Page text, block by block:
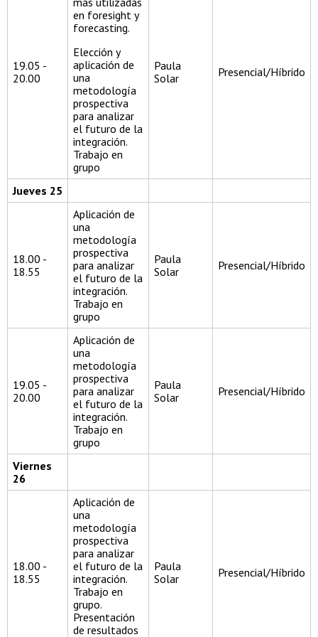
19.05 -
20.00
en foresight y
forecasting.
Elección y
aplicación de
una
metodología
prospectiva
para analizar
el futuro de la
integración.
Trabajo en
grupo
Paula
Solar
Presencial/Híbrido
Jueves 25
18.00 -
18.55
Aplicación de
una
metodología
prospectiva
para analizar
el futuro de la
integración.
Trabajo en
grupo
Paula
Solar
Presencial/Híbrido
19.05 -
20.00
Aplicación de
una
metodología
prospectiva
para analizar
el futuro de la
integración.
Trabajo en
grupo
Paula
Solar
Presencial/Híbrido
Viernes
26
18.00 -
18.55
Aplicación de
una
metodología
prospectiva
para analizar
el futuro de la
integración.
Trabajo en
grupo.
Presentación
de resultados
Paula
Solar
Presencial/Híbrido